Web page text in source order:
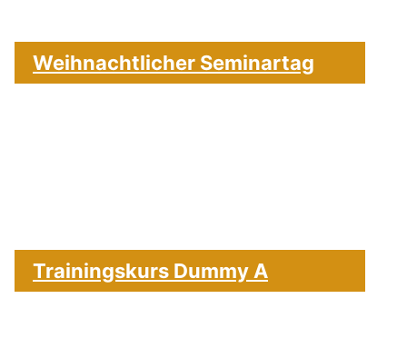
Weihnachtlicher Seminartag
Trainingskurs Dummy A